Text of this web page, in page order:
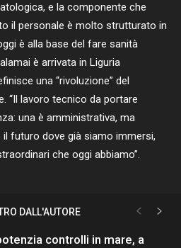
e la componente che
il personale è molto strutturato in
è alla base del fare sanità
è arrivata in Liguria
una “rivoluzione” del
“Il lavoro tecnico da portare
una è amministrativa, ma
il futuro dove già siamo immersi,
che oggi abbiamo”.
DALL'AUTORE
controlli in mare, a